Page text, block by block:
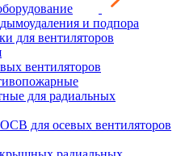
и подпора
для вентиляторов
вентиляторов
для радиальных
для осевых вентиляторов